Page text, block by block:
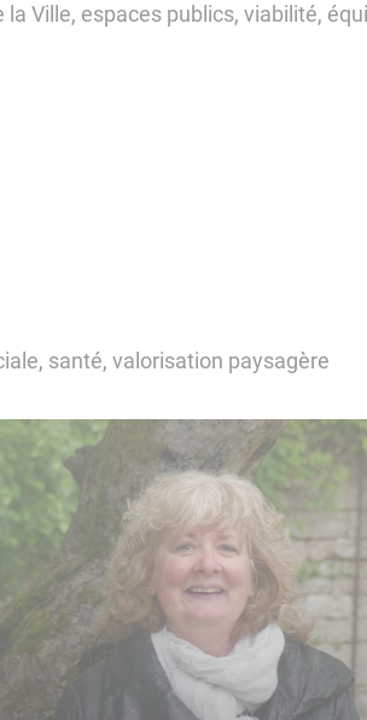
espaces publics, viabilité,
santé, valorisation paysagère